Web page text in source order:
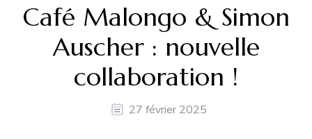
Café Malongo & Simon
Auscher : nouvelle
collaboration !
27 février 2025